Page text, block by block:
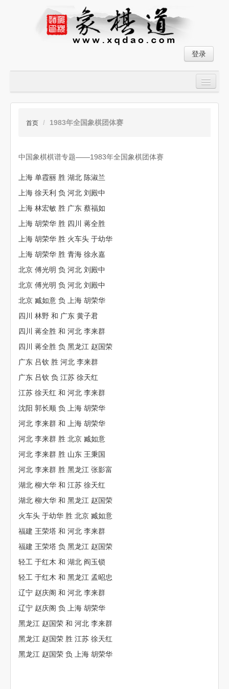
登录
大师对局
象棋棋谱
残局破解
首页 / 1983年全国象棋团体赛
中国象棋棋谱专题——1983年全国象棋团体赛
上海 单霞丽 胜 湖北 陈淑兰
上海 徐天利 负 河北 刘殿中
上海 林宏敏 胜 广东 蔡福如
上海 胡荣华 胜 四川 蒋全胜
上海 胡荣华 胜 火车头 于幼华
上海 胡荣华 胜 青海 徐永嘉
北京 傅光明 负 河北 刘殿中
北京 傅光明 负 河北 刘殿中
北京 臧如意 负 上海 胡荣华
四川 林野 和 广东 黄子君
四川 蒋全胜 和 河北 李来群
四川 蒋全胜 负 黑龙江 赵国荣
广东 吕钦 胜 河北 李来群
广东 吕钦 负 江苏 徐天红
江苏 徐天红 和 河北 李来群
沈阳 郭长顺 负 上海 胡荣华
河北 李来群 和 上海 胡荣华
河北 李来群 胜 北京 臧如意
河北 李来群 胜 山东 王秉国
河北 李来群 胜 黑龙江 张影富
湖北 柳大华 和 江苏 徐天红
湖北 柳大华 和 黑龙江 赵国荣
火车头 于幼华 胜 北京 臧如意
福建 王荣塔 和 河北 李来群
福建 王荣塔 负 黑龙江 赵国荣
轻工 于红木 和 湖北 阎玉锁
轻工 于红木 和 黑龙江 孟昭忠
辽宁 赵庆阁 和 河北 李来群
辽宁 赵庆阁 负 上海 胡荣华
黑龙江 赵国荣 和 河北 李来群
黑龙江 赵国荣 胜 江苏 徐天红
黑龙江 赵国荣 负 上海 胡荣华